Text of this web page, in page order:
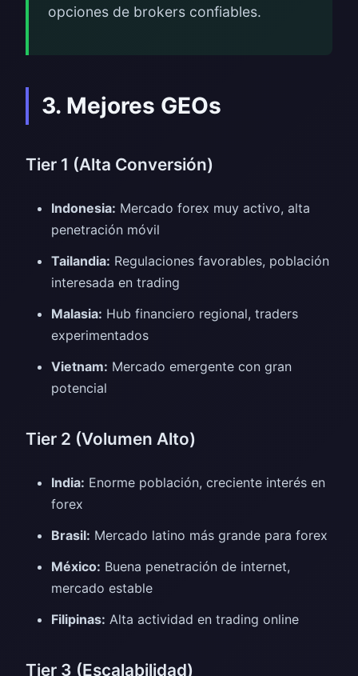
opciones de brokers confiables.
3. Mejores GEOs
Tier 1 (Alta Conversión)
Indonesia: Mercado forex muy activo, alta
penetración móvil
Tailandia: Regulaciones favorables, población
interesada en trading
Malasia: Hub financiero regional, traders
experimentados
Vietnam: Mercado emergente con gran
potencial
Tier 2 (Volumen Alto)
India: Enorme población, creciente interés en
forex
Brasil: Mercado latino más grande para forex
México: Buena penetración de internet,
mercado estable
Filipinas: Alta actividad en trading online
Tier 3 (Escalabilidad)